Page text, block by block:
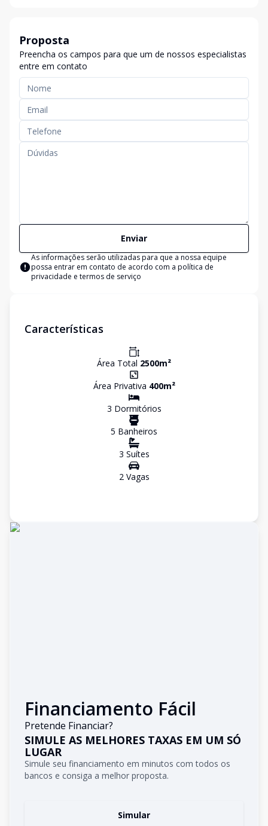
Proposta
Preencha os campos para que um de nossos especialistas
entre em contato
Enviar
As informações serão utilizadas para que a nossa equipe
possa entrar em contato de acordo com a política de
privacidade e termos de serviço
Características
Área Total 2500m²
Área Privativa 400m²
3 Dormitórios
5 Banheiros
3 Suítes
2Vagas
Financiamento Fácil
Pretende Financiar?
SIMULE AS MELHORES TAXAS EM UM SÓ
LUGAR
Simule seu financiamento em minutos com todos os
bancos e consiga a melhor proposta.
Simular